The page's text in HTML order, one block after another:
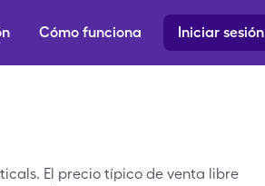
Iniciar sesión
Cómo funciona
El precio típico de venta libre